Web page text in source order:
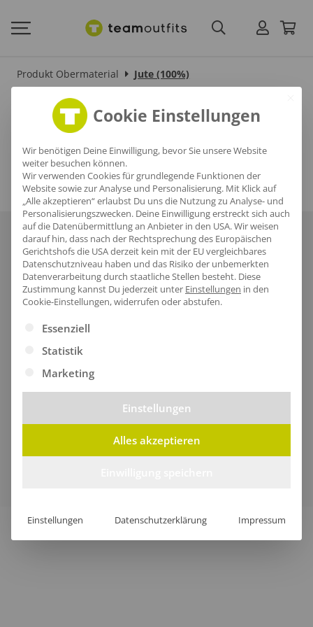
Produkt Obermaterial Jute (100%)
Jute (100%)
Über unsHäufige FragenReferenzenKarriereBlog
DatenschutzAGBImpressum
Verkauf nur an Unternehmer, Gewerbetreibende,
Freiberufler und öffentliche Institutionen, nicht jedoch an
Cookie Einstellungen
Wir benötigen Deine Einwilligung, bevor Sie unsere Website
weiter besuchen können.
Wir verwenden Cookies für grundlegende Funktionen der
Website sowie zur Analyse und Personalisierung. Mit Klick auf
„Alle akzeptieren“ erlaubst Du uns die Nutzung zu Analyse- und
Personalisierungszwecken. Deine Einwilligung erstreckt sich auch
auf die Datenübermittlung an Anbieter in den USA. Wir weisen
darauf hin, dass nach der Rechtsprechung des Europäischen
Gerichtshofs die USA derzeit kein mit der EU vergleichbares
Datenschutzniveau haben und das Risiko der unbemerkten
Datenverarbeitung durch staatliche Stellen besteht. Diese
Zustimmung kannst Du jederzeit unter Einstellungen in den
Cookie-Einstellungen, widerrufen oder abstufen.
Es folgt eine Liste der Service-Gruppen, für die eine
Essenziell
Statistik
Marketing
Einstellungen
Alles akzeptieren
Einstellungen Datenschutzerklärung Impressum